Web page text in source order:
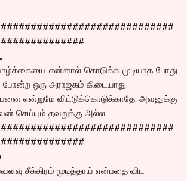
என்னால் கொடுக்க முடியாத போது
ஒரு அராஜகம் கிடையாது.
என்றுமே விட்டுக்கொடுக்காதே. அவனுக்கு
செய்யும் தவறுக்கு அல்ல
சீக்கிரம் முடித்தாய் என்பதை விட